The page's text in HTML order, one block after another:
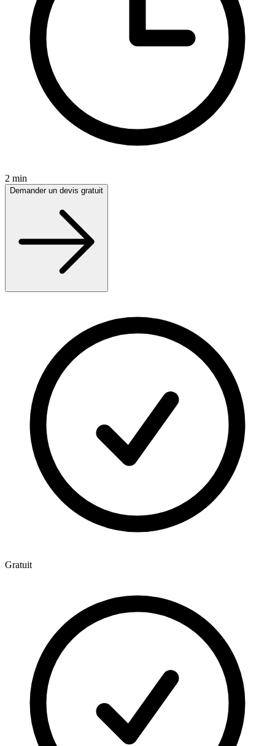
2 min
Demander un devis gratuit
Gratuit